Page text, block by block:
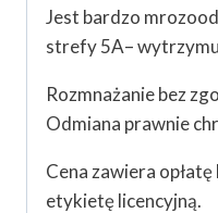
Jest bardzo
strefy 5A–
Rozmnażanie bez
Odmiana prawnie
Cena zawiera
etykietę licencyjną.